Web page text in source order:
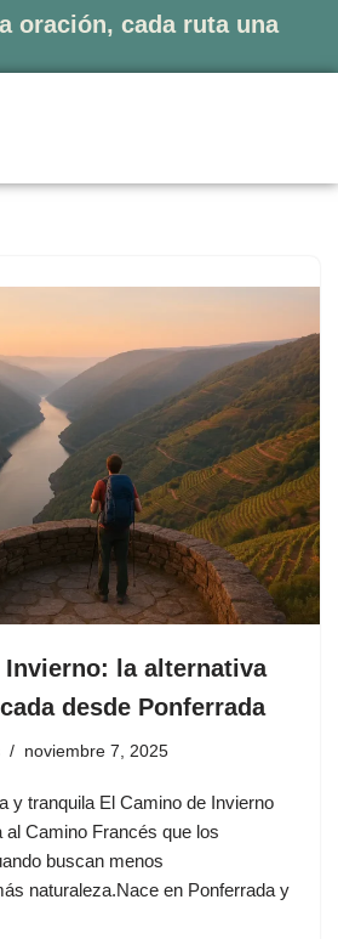
oración, cada ruta una
Invierno: la alternativa
desde Ponferrada
noviembre 7, 2025
y tranquila El Camino de Invierno
al Camino Francés que los
buscan menos
naturaleza.Nace en Ponferrada y